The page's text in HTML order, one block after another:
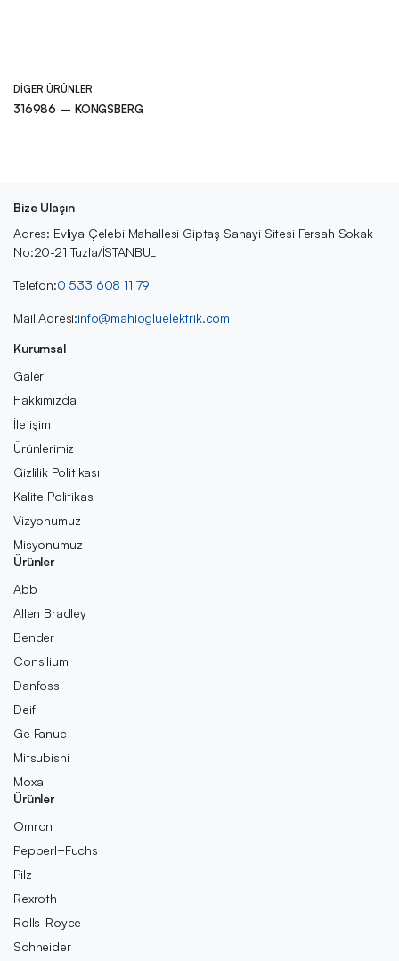
DIGER ÜRÜNLER
316986 – KONGSBERG
Bize Ulaşın
Adres: Evliya Çelebi Mahallesi Giptaş Sanayi Sitesi Fersah Sokak
No:20-21 Tuzla/İSTANBUL
Telefon:0 533 608 11 79
Mail Adresi:info@mahiogluelektrik.com
Kurumsal
Galeri
Hakkımızda
İletişim
Ürünlerimiz
Gizlilik Politikası
Kalite Politikası
Vizyonumuz
Misyonumuz
Ürünler
Abb
Allen Bradley
Bender
Consilium
Danfoss
Deif
Ge Fanuc
Mitsubishi
Moxa
Ürünler
Omron
Pepperl+Fuchs
Pilz
Rexroth
Rolls-Royce
Schneider